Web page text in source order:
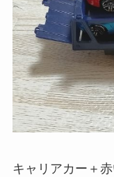
キャリアカー＋